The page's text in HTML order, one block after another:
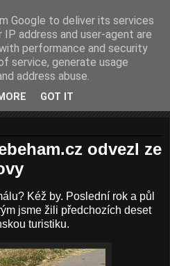
nadšeném.
odvezl ze
Kéž by. Poslední rok a půl
jsme žili předchozích deset
turistiku.
Google to deliver its services
address and user-agent are
performance and security
service, generate usage
address abuse.
GOT IT